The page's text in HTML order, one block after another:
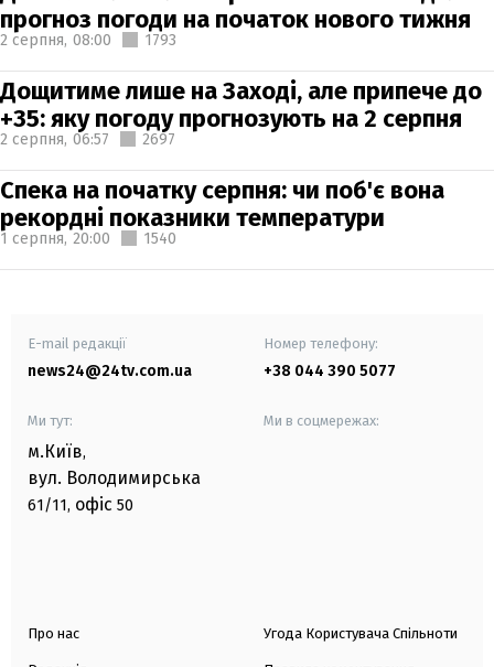
прогноз погоди на початок нового тижня
2 серпня, 08:00 1793
Дощитиме лише на Заході, але припече до
+35: яку погоду прогнозують на 2 серпня
2 серпня, 06:57 2697
Спека на початку серпня: чи поб'є вона
рекордні показники температури
1 серпня, 20:00 1540
E-mail редакції
news24@24tv.com.ua
Номер телефону:
+38 044 390 5077
Ми тут:
м.Київ,
вул. Володимирська
61/11, офіс 50
Ми в соцмережах:
Про нас Угода Користувача Спільноти